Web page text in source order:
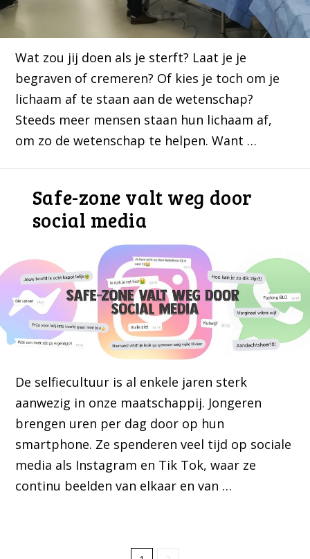
Wat zou jij doen als je sterft? Laat je je
begraven of cremeren? Of kies je toch om je
lichaam af te staan aan de wetenschap?
Steeds meer mensen staan hun lichaam af,
om zo de wetenschap te helpen. Want …
Safe-zone valt weg door
social media
De selfiecultuur is al enkele jaren sterk
aanwezig in onze maatschappij. Jongeren
brengen uren per dag door op hun
smartphone. Ze spenderen veel tijd op sociale
media als Instagram en Tik Tok, waar ze
continu beelden van elkaar en van …